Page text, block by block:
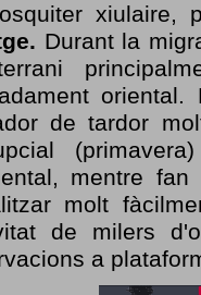
xiulaire,
Durant la
de tardor
mentre
molt
de milers
a